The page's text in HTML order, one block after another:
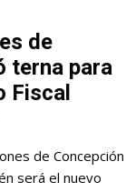
de
terna para
Fiscal
de Concepción
será el nuevo